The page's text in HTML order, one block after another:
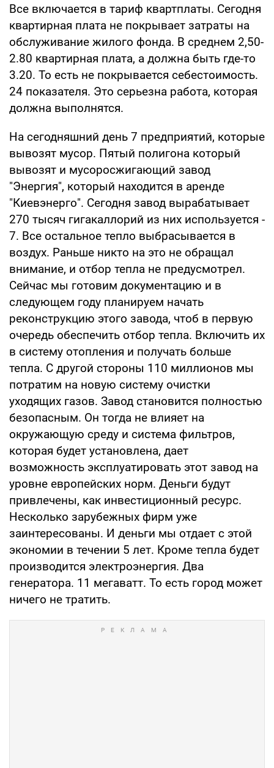
Все включается в тариф квартплаты. Сегодня
квартирная плата не покрывает затраты на
обслуживание жилого фонда. В среднем 2,50-
2.80 квартирная плата, а должна быть где-то
3.20. То есть не покрывается себестоимость.
24 показателя. Это серьезна работа, которая
должна выполнятся.
На сегодняшний день 7 предприятий, которые
вывозят мусор. Пятый полигона который
вывозят и мусоросжигающий завод
"Энергия", который находится в аренде
"Киевэнерго". Сегодня завод вырабатывает
270 тысяч гигакаллорий из них используется -
7. Все остальное тепло выбрасывается в
воздух. Раньше никто на это не обращал
внимание, и отбор тепла не предусмотрел.
Сейчас мы готовим документацию и в
следующем году планируем начать
реконструкцию этого завода, чтоб в первую
очередь обеспечить отбор тепла. Включить их
в систему отопления и получать больше
тепла. С другой стороны 110 миллионов мы
потратим на новую систему очистки
уходящих газов. Завод становится полностью
безопасным. Он тогда не влияет на
окружающую среду и система фильтров,
которая будет установлена, дает
возможность эксплуатировать этот завод на
уровне европейских норм. Деньги будут
привлечены, как инвестиционный ресурс.
Несколько зарубежных фирм уже
заинтересованы. И деньги мы отдает с этой
экономии в течении 5 лет. Кроме тепла будет
производится электроэнергия. Два
генератора. 11 мегаватт. То есть город может
ничего не тратить.